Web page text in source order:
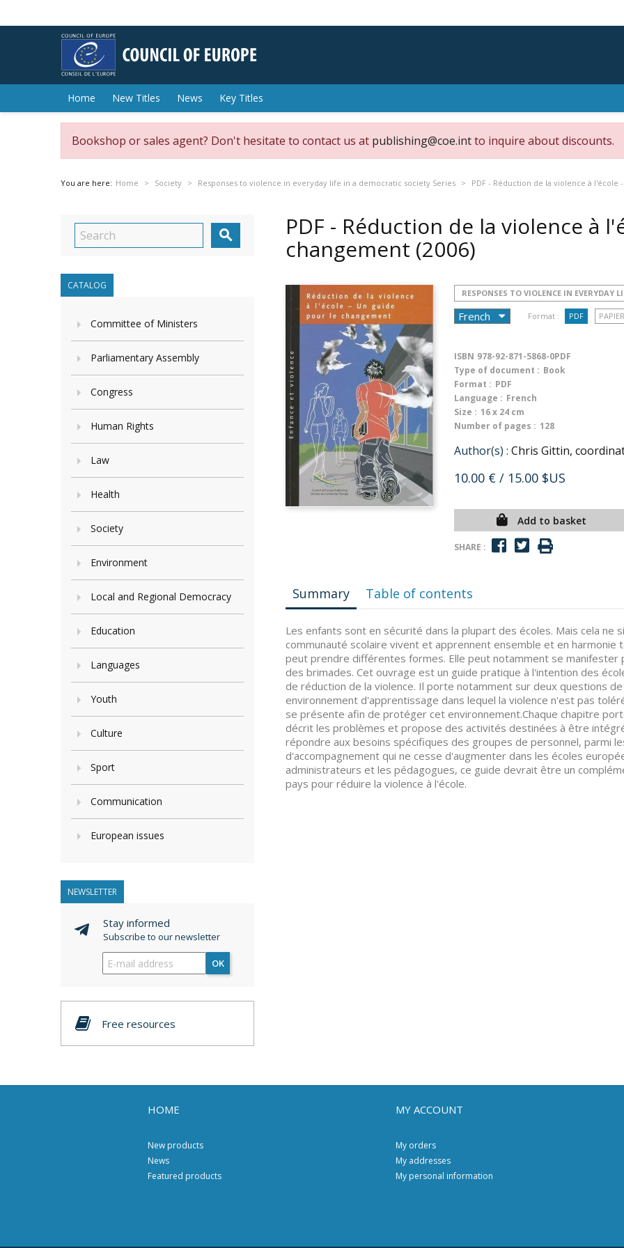
Home New Titles News Key Titles
Bookshop or sales agent? Don't hesitate to contact us at publishing@coe.intto inquire about discounts.
You are here: Home Society Responses to violence in everyday life in a democratic society Series PDF - Réduction de la violence à

CATALOG
Committee of Ministers
Parliamentary Assembly
Congress
Human Rights
Law
Health
Society
Environment
Local and Regional Democracy
Education
Languages
Youth
Culture
Sport
Communication
European issues
NEWSLETTER
Stay informed
Subscribe to our newsletter
OK
Free resources
PDF - Réduction de la violence à
changement (2006)
RESPONSES TO VIOLENCE IN EVERYDAY
Format : PDF PAPIER
ISBN 978-92-871-5868-0PDF
Type of document : Book
Format : PDF
Language : French
Size : 16 x 24 cm
Number of pages : 128
Author(s) : Chris Gittin,
10.00 € / 15.00 $US
Add to basket
SHARE :
Summary Table of contents
Les enfants sont en sécurité dans la plupart des écoles. Mais cela ne
communauté scolaire vivent et apprennent ensemble et en
peut prendre différentes formes. Elle peut notamment se
des brimades. Cet ouvrage est un guide pratique à l'intention des
de réduction de la violence. Il porte notamment sur deux questions
environnement d'apprentissage dans lequel la violence n'est pas
se présente afin de protéger cet environnement.Chaque chapitre
décrit les problèmes et propose des activités destinées à être
répondre aux besoins spécifiques des groupes de personnel, parmi
d'accompagnement qui ne cesse d'augmenter dans les écoles
administrateurs et les pédagogues, ce guide devrait être un
pays pour réduire la violence à l'école.
HOME
New products
News
Featured products
MY ACCOUNT
My orders
My addresses
My personal information